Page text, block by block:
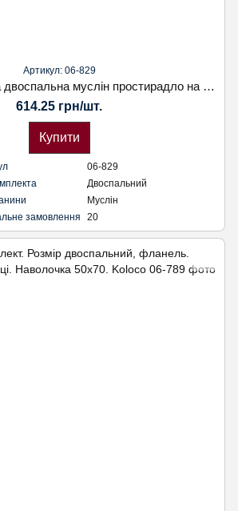
Артикул: 06-829
Постільна білизна двоспальна муслін простирадло на резинці. Наволочка 50х70. Koloco
614.25 грн/шт.
Купити
06-829
Двоспальний
Муслін
замовлення
20